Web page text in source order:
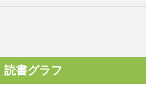
読書グラフ